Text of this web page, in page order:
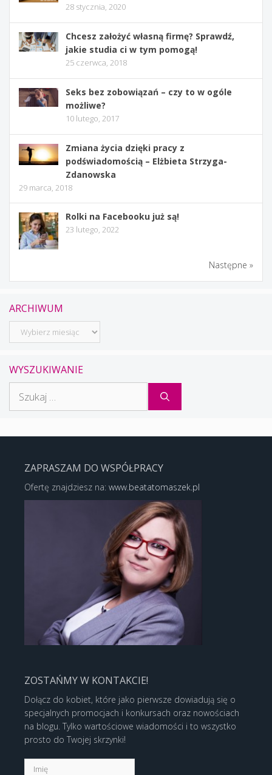
28 stycznia, 2020
Chcesz założyć własną firmę? Sprawdź,
jakie studia ci w tym pomogą!
25 czerwca, 2018
Seks bez zobowiązań – czy to w ogóle
możliwe?
10 lutego, 2017
Zmiana życia dzięki pracy z
podświadomością – Elżbieta Strzyga-
Zdanowska
29 marca, 2018
Rolki na Facebooku już są!
23 lutego, 2022
Następne »
ARCHIWUM
Archiwum
WYSZUKIWANIE
ZAPRASZAM DO WSPÓŁPRACY
Ofertę znajdziesz na: www.beatatomaszek.pl
ZOSTAŃMY W KONTAKCIE!
Dołącz do kobiet, które jako pierwsze dowiadują się o
specjalnych promocjach i konkursach oraz nowościach
na blogu. Tylko wartościowe wiadomości i to wszystko
prosto do Twojej skrzynki!